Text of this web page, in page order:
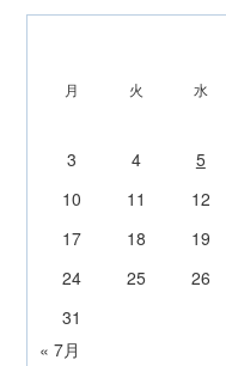
月 火 水
3
4 5
10
11 12
17
18 19
24
25 26
31
« 7月